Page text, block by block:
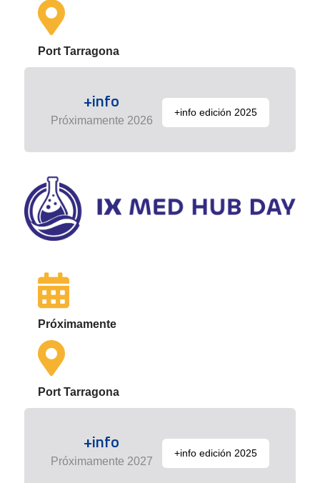
Port Tarragona
+info
Próximamente 2026
+info edición 2025
Próximamente
Port Tarragona
+info
Próximamente 2027
+info edición 2025